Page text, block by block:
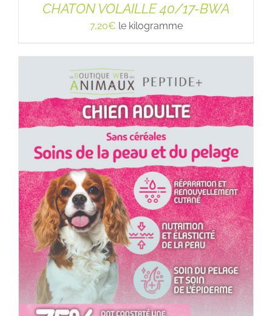
CHATON VOLAILLE 40/17-BWA
7,20€ le kilogramme